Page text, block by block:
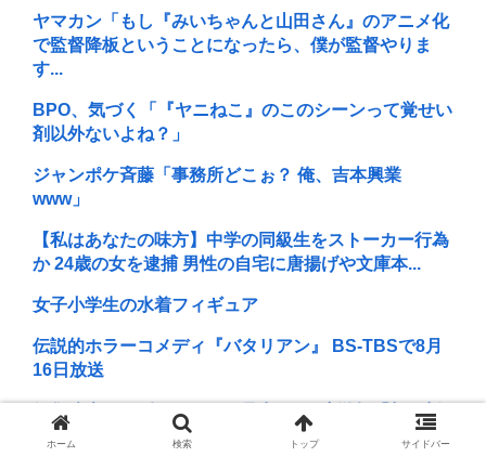
ヤマカン「もし『みいちゃんと山田さん』のアニメ化
で監督降板ということになったら、僕が監督やりま
す...
BPO、気づく「『ヤニねこ』のこのシーンって覚せい
剤以外ないよね？」
ジャンポケ斉藤「事務所どこぉ？ 俺、吉本興業
www」
【私はあなたの味方】中学の同級生をストーカー行為
か 24歳の女を逮捕 男性の自宅に唐揚げや文庫本...
女子小学生の水着フィギュア
伝説的ホラーコメディ『バタリアン』 BS-TBSで8月
16日放送
伊集院光が日刊スポーツの見出しに2度激怒「朝日新
聞系の新聞をやめる」と言い出した背景
ホーム 検索 トップ サイドバー